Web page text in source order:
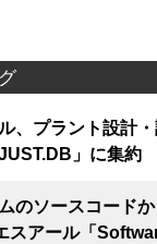
、プラント設計
」に集約
のソースコード
スアール「